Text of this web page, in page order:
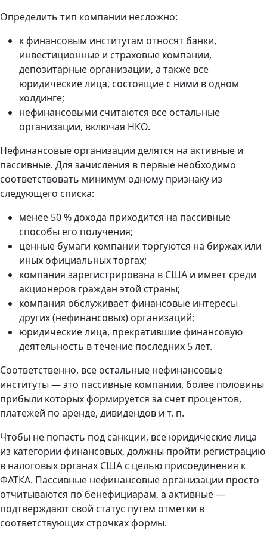
Определить тип компании несложно:
к финансовым институтам относят банки,
инвестиционные и страховые компании,
депозитарные организации, а также все
юридические лица, состоящие с ними в одном
холдинге;
нефинансовыми считаются все остальные
организации, включая НКО.
Нефинансовые организации делятся на активные и
пассивные. Для зачисления в первые необходимо
соответствовать минимум одному признаку из
следующего списка:
менее 50 % дохода приходится на пассивные
способы его получения;
ценные бумаги компании торгуются на биржах или
иных официальных торгах;
компания зарегистрирована в США и имеет среди
акционеров граждан этой страны;
компания обслуживает финансовые интересы
других (нефинансовых) организаций;
юридические лица, прекратившие финансовую
деятельность в течение последних 5 лет.
Соответственно, все остальные нефинансовые
институты — это пассивные компании, более половины
прибыли которых формируется за счет процентов,
платежей по аренде, дивидендов и т. п.
Чтобы не попасть под санкции, все юридические лица
из категории финансовых, должны пройти регистрацию
в налоговых органах США с целью присоединения к
ФАТКА. Пассивные нефинансовые организации просто
отчитываются по бенефициарам, а активные —
подтверждают свой статус путем отметки в
соответствующих строчках формы.